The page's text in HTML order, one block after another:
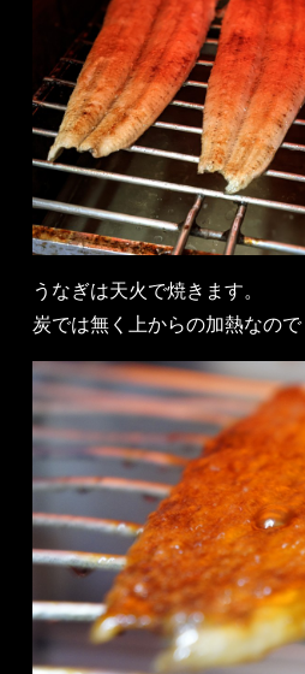
うなぎは天火で焼きます。
炭では無く上からの加熱なので